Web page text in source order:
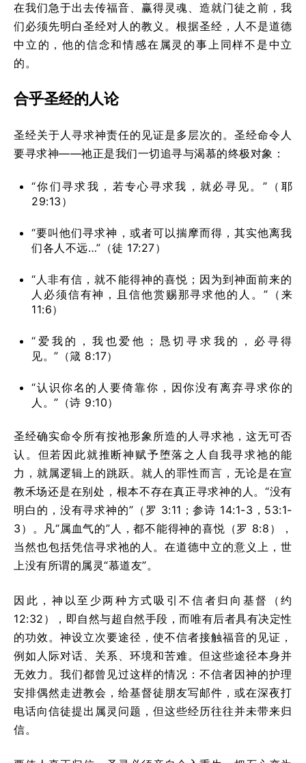
在我们急于出去传福音、赢得灵魂、造就门徒之前，我
们必须先明白圣经对人的教义。根据圣经，人不是道德
中立的，他的信念和情感在属灵的事上同样不是中立
的。
合乎圣经的人论
圣经关于人寻求神责任的见证是多层次的。圣经命令人
要寻求神——祂正是我们一切追寻与渴慕的终极对象：
“你们寻求我，若专心寻求我，就必寻见。”（耶
29:13）
“要叫他们寻求神，或者可以揣摩而得，其实他离我
们各人不远…”（徒 17:27）
“人非有信，就不能得神的喜悦；因为到神面前来的
人必须信有神，且信他赏赐那寻求他的人。”（来
11:6）
“爱我的，我也爱他；恳切寻求我的，必寻得
见。”（箴 8:17）
“认识你名的人要倚靠你，因你没有离弃寻求你的
人。”（诗 9:10）
圣经确实命令所有按祂形象所造的人寻求祂，这无可否
认。但若因此就推断神赋予堕落之人自我寻求祂的能
力，就属逻辑上的跳跃。就人的罪性而言，无论是在宣
教禾场还是在别处，根本不存在真正寻求神的人。“没有
明白的，没有寻求神的”（罗 3:11；参诗 14:1-3，53:1-
3）。凡“属血气的”人，都不能得神的喜悦（罗 8:8），
当然也包括凭信寻求祂的人。在道德中立的意义上，世
上没有所谓的属灵“慕道友”。
因此，神以至少两种方式吸引不信者归向基督（约
12:32），即自然与超自然手段，而唯有后者具有决定性
的功效。神设立次要途径，使不信者接触福音的见证，
例如人际对话、关系、环境和苦难。但这些途径本身并
无效力。我们都曾见过这样的情况：不信者因神的护理
安排偶然走进教会，给基督徒朋友写邮件，或在深夜打
电话向信徒提出属灵问题，但这些经历往往并未带来归
信。